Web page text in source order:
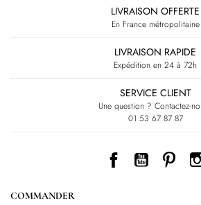
LIVRAISON OFFERTE
En France métropolitaine
LIVRAISON RAPIDE
Expédition en 24 à 72h
SERVICE CLIENT
Une question ? Contactez-
01 53 67 87 87
Facebook
COMMANDER